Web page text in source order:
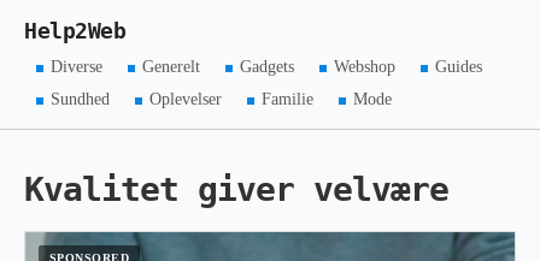
Help2Web
Diverse Generelt Gadgets Webshop
Guides
Sundhed
Oplevelser Familie Mode
Kvalitet giver velvære